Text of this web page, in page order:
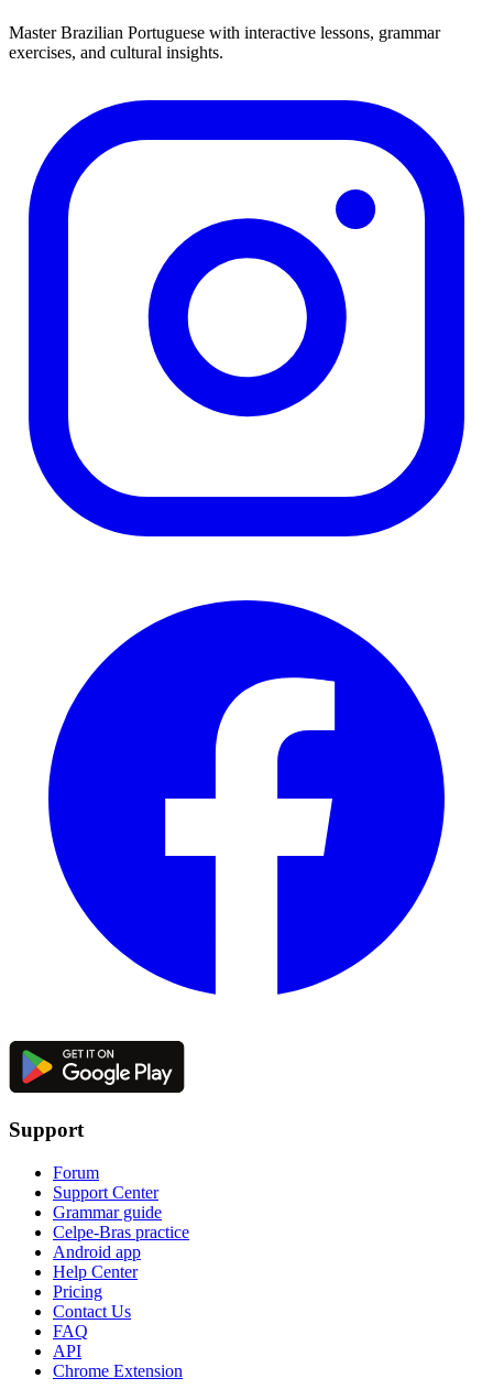
Master Brazilian Portuguese with interactive lessons, grammar
exercises, and cultural insights.
Support
Forum
Support Center
Grammar guide
Celpe-Bras practice
Android app
Help Center
Pricing
Contact Us
FAQ
API
Chrome Extension